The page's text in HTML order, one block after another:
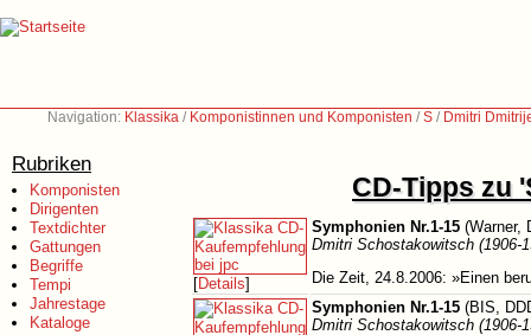
Navigation: Klassika / Komponistinnen und Komponisten /S / Dmitri
Rubriken
Komponisten
Dirigenten
Textdichter
Gattungen
Begriffe
Tempi
Jahrestage
Kataloge
CD-Tipps zu
[Details]
Symphonien Nr.1-15 (Warner,
Dmitri Schostakowitsch (1906-
Die Zeit, 24.8.2006: »Einen
Symphonien Nr.1-15 (BIS,
Dmitri Schostakowitsch (1906-